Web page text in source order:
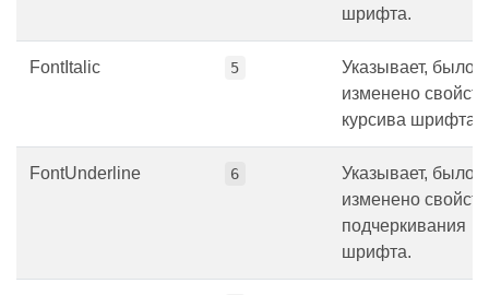
шрифта.
FontItalic 5
Указывает, было
изменено
курсива шрифта.
FontUnderline 6
Указывает, было
изменено
подчеркивания
шрифта.